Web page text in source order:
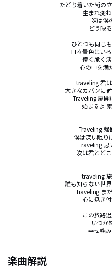
たどり着いた街の
生まれ変
次は僕
どう映
ひとつも同じ
日々景色はい
儚く脆く
心の中を満
traveling 君
大きなカバンに
Traveling 扉開
始まるよ
Traveling 帰
僕は深い眠り
Traveling 思
次は君とど
traveling
誰も知らない世
Traveling ま
心に焼き
この旅路
いつか
幸せ噛
楽曲解説